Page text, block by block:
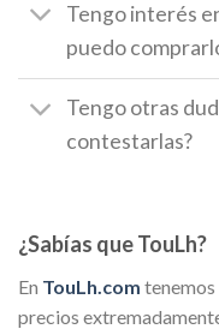
Tengo interés
puedo
Tengo otras
contestarlas?
¿Sabías que TouLh?
En TouLh.com tenemos
precios